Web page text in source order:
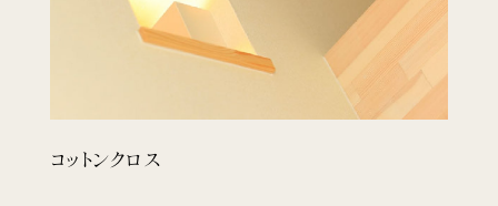
コットンクロス